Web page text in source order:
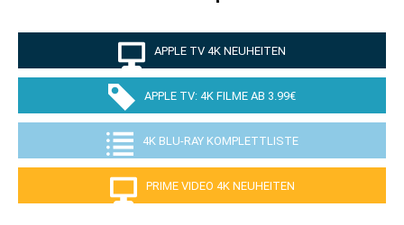
APPLE TV 4K NEUHEITEN
APPLE TV: 4K FILME AB 3.99€
4K BLU-RAY KOMPLETTLISTE
PRIME VIDEO 4K NEUHEITEN